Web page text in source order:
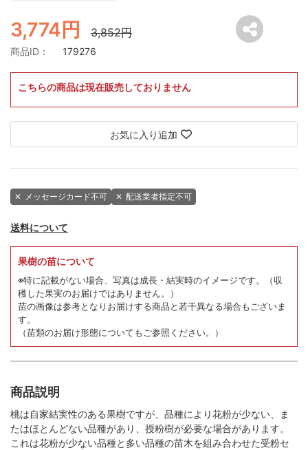
3,774円 3,852円
商品ID： 179276
こちらの商品は現在販売しておりません
お気に入り追加
✕ メッセージカード不可 ✕ 配送業者指定不可
送料について
果樹の苗について
※特に記載がない場合、写真は成長・結実時のイメージです。
（収
穫した果実のお届けではありません。）
苗の画像は参考となりお届けする商品と若干異なる場合もございま
す。
（苗類のお届け形態についてもご参照ください。）
商品説明
桃は自家結実性のある果樹ですが、品種により花粉が少ない、ま
たはほとんどない品種があり、授粉樹が必要な場合があります。
これは花粉が少ない品種と多い品種の苗木を組み合わせた受粉セ